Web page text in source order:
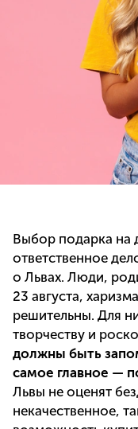
Выбор подарка на
ответственное
о Львах. Люди,
23 августа,
решительны. Для
творчеству и
должны быть
самое главное —
Львы не оценят
некачественное,